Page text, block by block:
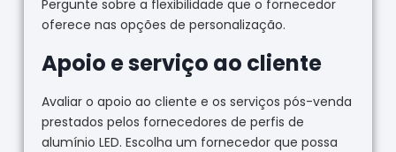
Pergunte sobre a flexibilidade que o fornecedor
oferece nas opções de personalização.
Apoio e serviço ao cliente
Avaliar o apoio ao cliente e os serviços pós-venda
prestados pelos fornecedores de perfis de
alumínio LED. Escolha um fornecedor que possa